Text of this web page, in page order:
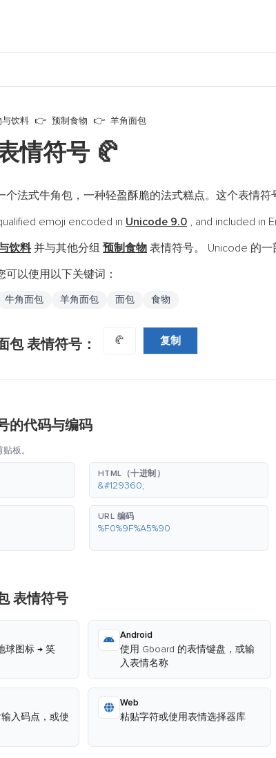
与饮料 预制食物 羊角面包
情符号 🥐
个法式牛角包，一种轻盈酥脆的法式糕点。这个表情符
emoji encoded in Unicode 9.0 , and included in
饮料并与其他分组 预制食物 表情符号。 Unicode 的一
以使用以下关键词：
牛角面包 羊角面包 面包 食物
包 表情符号： 🥐 复制
的代码与编码
板。
HTML（十进制）
&#129360;
URL 编码
%F0%9F%A5%90
表情符号
球图标 → 笑
Android
使用 Gboard 的表情键盘，或输
入表情名称
入码点，或使
Web
粘贴字符或使用表情选择器库